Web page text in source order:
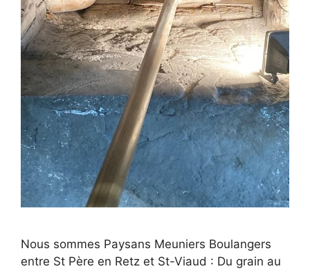
Nous sommes Paysans Meuniers Boulangers
entre St Père en Retz et St-Viaud : Du grain au